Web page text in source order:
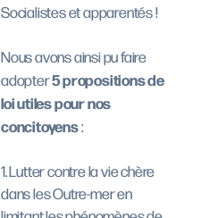
Socialistes et apparentés !
Nous avons ainsi pu faire
adopter5 propositions de
loi utiles pour nos
concitoyens:
1. Lutter contre la vie chère
dans les Outre-mer en